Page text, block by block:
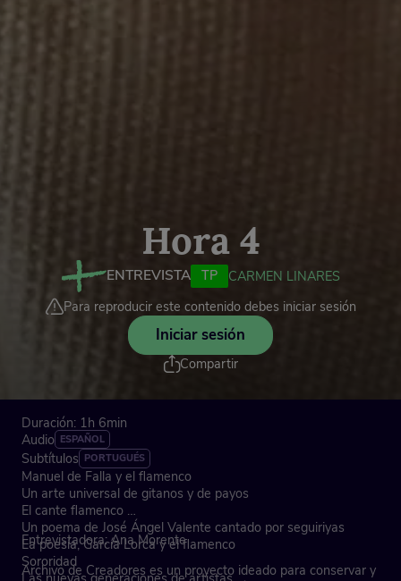
Hora 4
ENTREVISTA TP
CARMEN LINARES
Para reproducir este contenido debes iniciar sesión
Iniciar sesión
Compartir
Duración: 1h 6min
Audio ESPAÑOL
Subtítulos PORTUGUÉS
Manuel de Falla y el flamenco
Un arte universal de gitanos y de payos
El cante flamenco
Un poema de José Ángel Valente cantado por seguiriyas
La poesía, García Lorca y el flamenco
Sororidad
Entrevistadora: Ana Morente
Archivo de Creadores es un proyecto ideado para conservar y